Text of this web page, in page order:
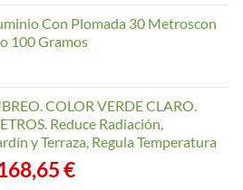
Con Plomada 30 Metroscon
100 Gramos
COLOR VERDE CLARO.
Reduce Radiación,
y Terraza, Regula Temperatura
€Rango